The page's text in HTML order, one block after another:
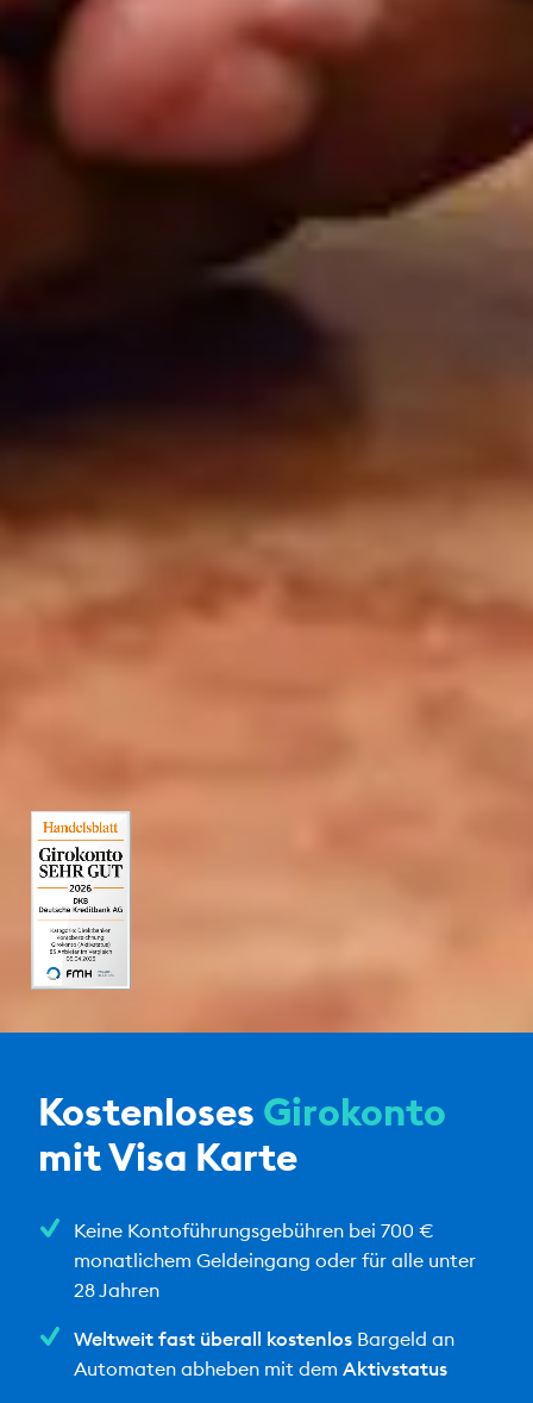
Kostenloses Girokonto
mit Visa Karte
Keine Kontoführungsgebühren bei 700 €
monatlichem Geldeingang oder für alle unter
28 Jahren
Weltweit fast überall kostenlosBargeld an
Automaten abheben mit dem Aktivstatus